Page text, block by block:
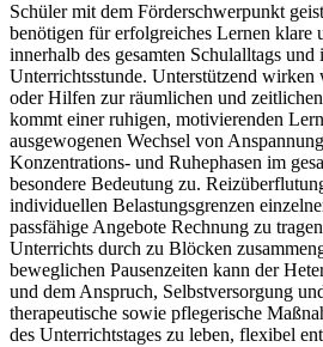
Schüler mit dem Förderschwerpunkt
benötigen für erfolgreiches Lernen klare
innerhalb des gesamten Schulalltags
Unterrichtsstunde. Unterstützend wirken
oder Hilfen zur räumlichen und
kommt einer ruhigen, motivierenden
ausgewogenen Wechsel von
Konzentrations- und Ruhephasen im
besondere Bedeutung zu.
individuellen Belastungsgrenzen
passfähige Angebote Rechnung zu
Unterrichts durch zu Blöcken
beweglichen Pausenzeiten kann der
und dem Anspruch, Selbstversorgung
therapeutische sowie pflegerische
des Unterrichtstages zu leben, flexibel